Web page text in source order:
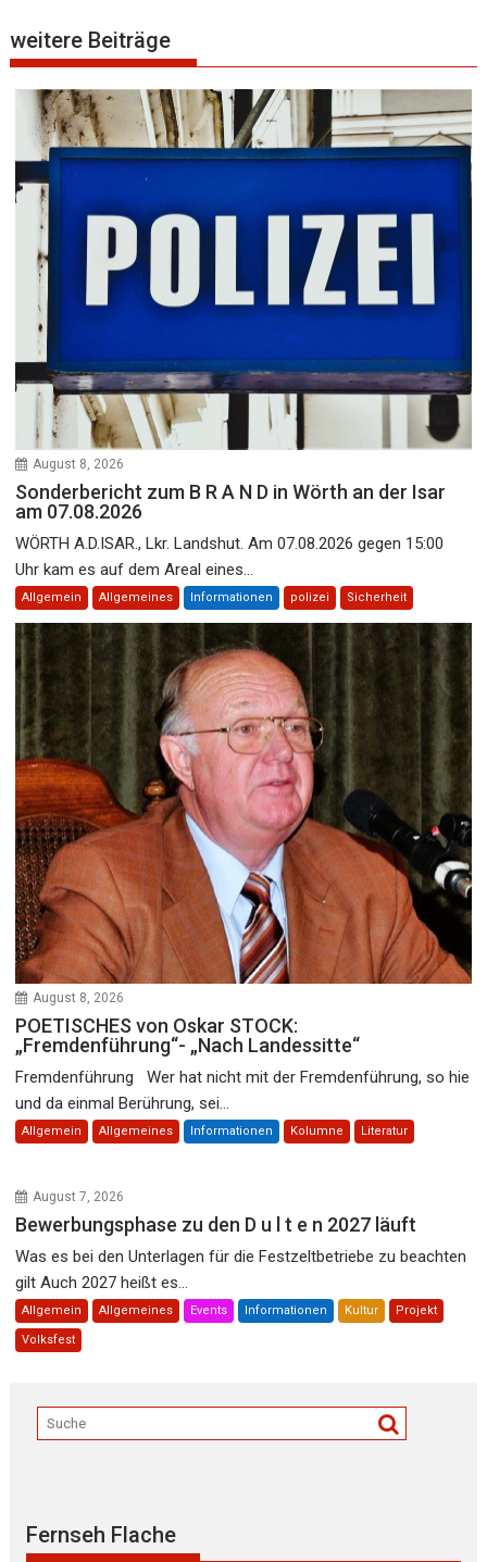
weitere Beiträge
August 8, 2026
Sonderbericht zum B R A N D in Wörth an der Isar
am 07.08.2026
WÖRTH A.D.ISAR., Lkr. Landshut. Am 07.08.2026 gegen 15:00
Uhr kam es auf dem Areal eines...
Allgemein Allgemeines Informationen polizei Sicherheit
August 8, 2026
POETISCHES von Oskar STOCK:
„Fremdenführung“- „Nach Landessitte“
Fremdenführung Wer hat nicht mit der Fremdenführung, so hie
und da einmal Berührung, sei...
Allgemein Allgemeines Informationen Kolumne Literatur
August 7, 2026
Bewerbungsphase zu den D u l t e n 2027 läuft
Was es bei den Unterlagen für die Festzeltbetriebe zu beachten
gilt Auch 2027 heißt es...
Allgemein Allgemeines Events Informationen Kultur Projekt
Volksfest
Fernseh Flache